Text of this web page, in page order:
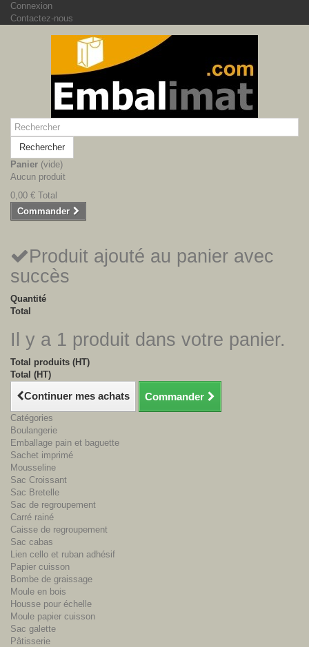
Connexion
Contactez-nous
Rechercher
Panier (vide)
Aucun produit
0,00 € Total
Commander
Produit ajouté au panier avec
succès
Quantité
Total
Il y a 1 produit dans votre panier.
Total produits (HT)
Total (HT)
Continuer mes achats Commander
Catégories
Boulangerie
Emballage pain et baguette
Sachet imprimé
Mousseline
Sac Croissant
Sac Bretelle
Sac de regroupement
Carré rainé
Caisse de regroupement
Sac cabas
Lien cello et ruban adhésif
Papier cuisson
Bombe de graissage
Moule en bois
Housse pour échelle
Moule papier cuisson
Sac galette
Pâtisserie